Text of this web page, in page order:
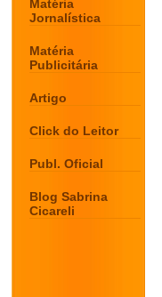
Matéria
Jornalística
Matéria
Publicitária
Artigo
Click do Leitor
Publ. Oficial
Blog Sabrina
Cicareli